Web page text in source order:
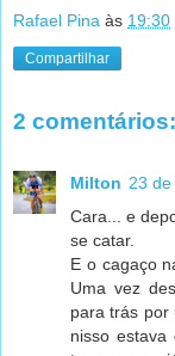
Rafael Pina às 19:30
Compartilhar
2 comentários:
Milton 23 de
Cara... e
se catar.
E o cagaço
Uma vez
para trás por
nisso